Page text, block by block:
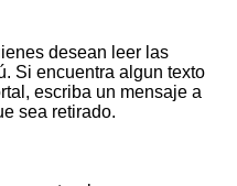
desean leer las
Si encuentra algun texto
escriba un mensaje a
sea retirado.